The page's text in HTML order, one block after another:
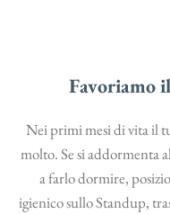
Favoriamo
Nei primi mesi di vita il
molto. Se si addormenta
a farlo dormire,
igienico sullo Standup,